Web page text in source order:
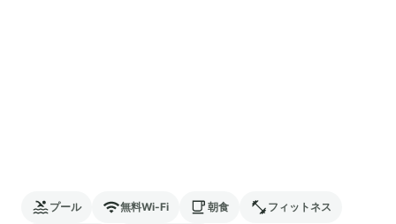
プール 無料Wi-Fi 朝食 フィットネス